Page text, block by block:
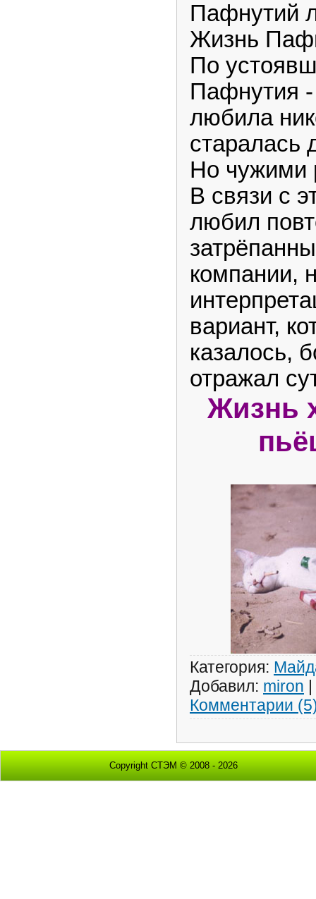
Пафнутий
Жизнь
По
Пафнутия
любила
старалась
Но чужими
В связи с
любил
компании,
вариант,
казалось,
отражал
Жизнь
Категория:
Добавил: miron
Комментарии
Copyright СТЭМ © 2008 - 2026